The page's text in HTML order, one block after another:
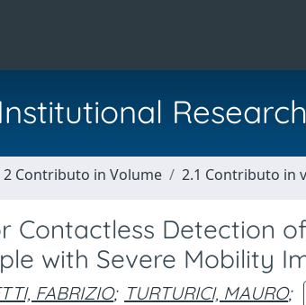
Institutional
2 Contributo in Volume 2.1 Contributo in
Contactless Detection
with Severe Mobility
FABRIZIO; TURTURICI, MAURO;